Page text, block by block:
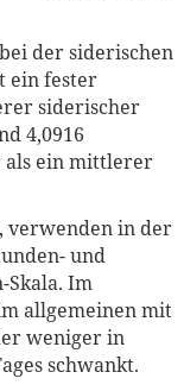
der siderischen
ein fester
siderischer
4,0916
als ein mittlerer
verwenden in der
und
Skala. Im
allgemeinen mit
weniger in
schwankt.